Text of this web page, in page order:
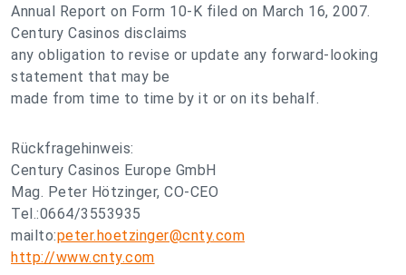
Annual Report on Form 10-K filed on March 16, 2007.
Century Casinos disclaims
any obligation to revise or update any forward-looking
statement that may be
made from time to time by it or on its behalf.
Rückfragehinweis:
Century Casinos Europe GmbH
Mag. Peter Hötzinger, CO-CEO
Tel.:0664/3553935
mailto:peter.hoetzinger@cnty.com
http://www.cnty.com